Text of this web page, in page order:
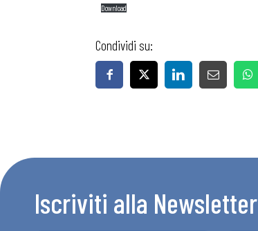
Download
Condividi su:
Iscriviti alla Newsletter